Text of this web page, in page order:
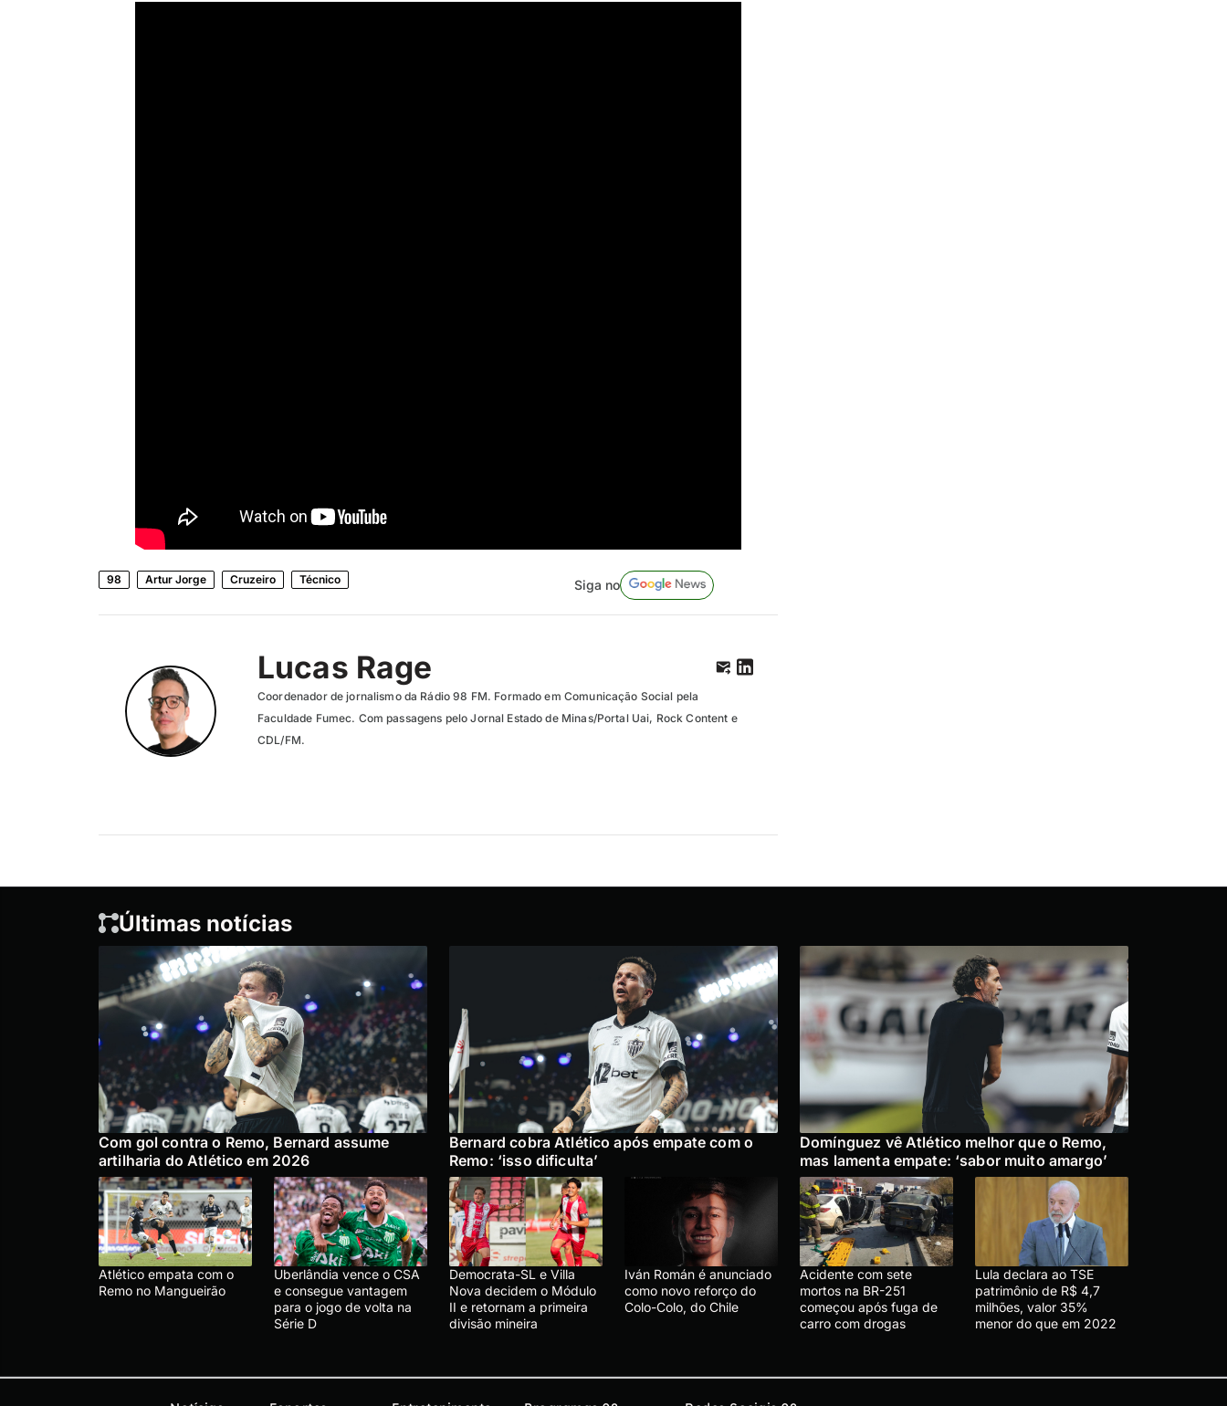
98 Artur Jorge Cruzeiro Técnico Siga no
Lucas Rage
Coordenador de jornalismo da Rádio 98 FM. Formado em Comunicação Social pela
Faculdade Fumec. Com passagens pelo Jornal Estado de Minas/Portal Uai, Rock Content e
CDL/FM.
Últimas notícias
Com gol contra o Remo, Bernard assume
artilharia do Atlético em 2026
Bernard cobra Atlético após empate com o
Remo: ‘isso dificulta’
Domínguez vê Atlético melhor que o Remo,
mas lamenta empate: ‘sabor muito amargo’
Atlético empata com o
Remo no Mangueirão
Uberlândia vence o CSA
e consegue vantagem
para o jogo de volta na
Série D
Democrata-SL e Villa
Nova decidem o Módulo
II e retornam a primeira
divisão mineira
Iván Román é anunciado
como novo reforço do
Colo-Colo, do Chile
Acidente com sete
mortos na BR-251
começou após fuga de
carro com drogas
Lula declara ao TSE
patrimônio de R$ 4,7
milhões, valor 35%
menor do que em 2022